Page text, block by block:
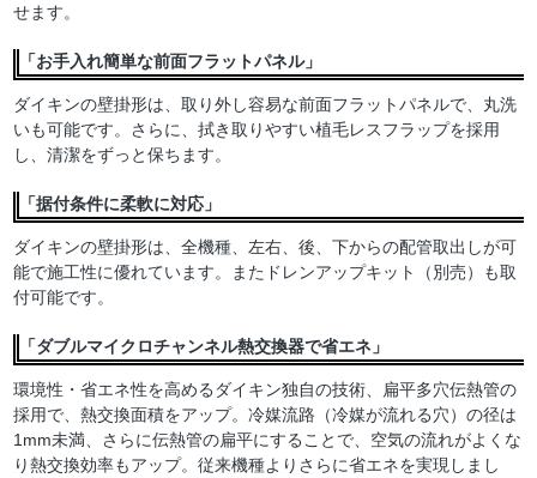
せます。
「お手入れ簡単な前面フラットパネル」
ダイキンの壁掛形は、取り外し容易な前面フラットパネルで、丸洗
いも可能です。さらに、拭き取りやすい植毛レスフラップを採用
し、清潔をずっと保ちます。
「据付条件に柔軟に対応」
ダイキンの壁掛形は、全機種、左右、後、下からの配管取出しが可
能で施工性に優れています。またドレンアップキット（別売）も取
付可能です。
「ダブルマイクロチャンネル熱交換器で省エネ」
環境性・省エネ性を高めるダイキン独自の技術、扁平多穴伝熱管の
採用で、熱交換面積をアップ。冷媒流路（冷媒が流れる穴）の径は
1mm未満、さらに伝熱管の扁平にすることで、空気の流れがよくな
り熱交換効率もアップ。従来機種よりさらに省エネを実現しまし